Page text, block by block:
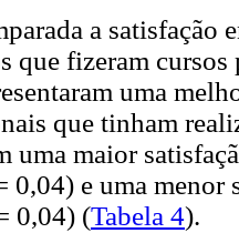
a satisfação
que fizeram
uma
que tinham
uma maior
0,04) e uma menor
0,04) (Tabela 4).